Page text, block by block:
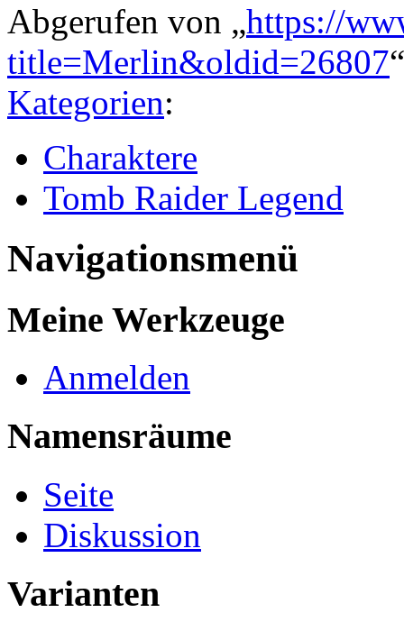
Abgerufen von „https://
title=Merlin&oldid=26807“
Kategorien:
Charaktere
Tomb Raider Legend
Navigationsmenü
Meine Werkzeuge
Anmelden
Namensräume
Seite
Diskussion
Varianten